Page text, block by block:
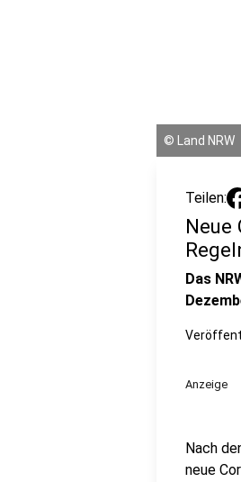
© Land NRW
Teilen:
Neue
Das
Anzeige
Nach
neue